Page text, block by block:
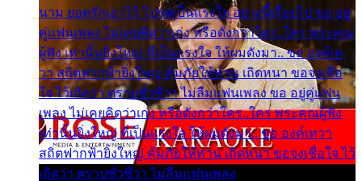
นาม ยอดรักเอาไว้ โปรดเป็นแรงใจ อย่างนี้เรื่อยไป ขอ อยู่
คู่แฟนเพลง ไม่เคยคิดว่าเก่ง หรือดังกว่าใคร..ใคร พระคุณ
ผู้ฟัง เท่านั้นยิ่งใหญ่ ที่เป็นแรงใจ ให้ผมดังมา.. ขอ องค์เท
วา สถิตฟากฟ้ายิ่งใหญ่ คุ้มภัยให้ท่าน เถิดหนา ขอจงเชื่อ
ใจ ไว้เถิดว่า ตราบชั่วชีวา ไม่ลืมแฟนเพลง ขอ อยู่คู่แฟน
เพลง ไม่เคยคิดว่าเก่ง หรือดังกว่าใคร..ใคร พระคุณผู้ฟัง
เท่านั้นยิ่งใหญ่ ที่เป็นแรงใจ ให้ผมดังมา.. ขอ องค์เทวา
สถิตฟากฟ้ายิ่งใหญ่ คุ้มภัยให้ท่าน เถิดหนา ขอจงเชื่อใจ ไว้
เถิดว่า ตราบชั่วชีวา ไม่ลืมแฟนเพลง